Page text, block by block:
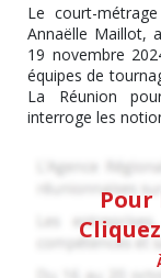
Le court-
Annaëlle Maillot,
19 novembre
équipes de
La Réunion
interroge les